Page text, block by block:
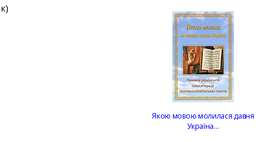
Якою мовою молилася давня
Україна…